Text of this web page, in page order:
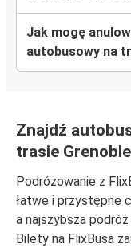
Jak mogę
autobusowy na
Znajdź
trasie
Podróżowanie z
łatwe i przystępne
a najszybsza
Bilety na FlixBusa